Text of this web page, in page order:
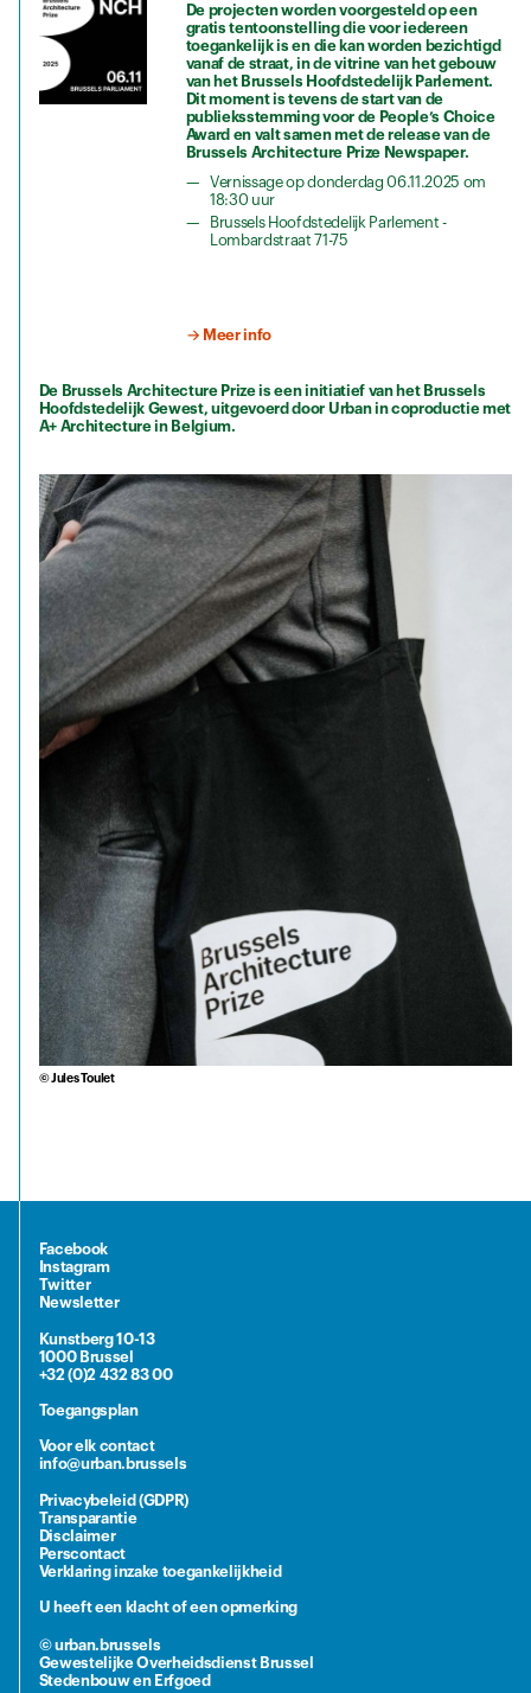
De projecten worden voorgesteld op een
gratis tentoonstelling die voor iedereen
toegankelijk is en die kan worden bezichtigd
vanaf de straat, in de vitrine van het gebouw
van het Brussels Hoofdstedelijk Parlement.
Dit moment is tevens de start van de
publieksstemming voor de People’s Choice
Award en valt samen met de release van de
Brussels Architecture Prize Newspaper.
Vernissage op donderdag 06.11.2025 om
18:30 uur
Brussels Hoofdstedelijk Parlement -
Lombardstraat 71-75
→ Meer info
De Brussels Architecture Prize is een initiatief van het Brussels
Hoofdstedelijk Gewest, uitgevoerd door Urban in coproductie met
A+ Architecture in Belgium.
© Jules Toulet
Facebook
Instagram
Twitter
Newsletter
Kunstberg 10-13
1000 Brussel
+32 (0)2 432 83 00
Toegangsplan
Voor elk contact
info@urban.brussels
Privacybeleid (GDPR)
Transparantie
Disclaimer
Perscontact
Verklaring inzake toegankelijkheid
U heeft een klacht of een opmerking
© urban.brussels
Gewestelijke Overheidsdienst Brussel
Stedenbouw en Erfgoed